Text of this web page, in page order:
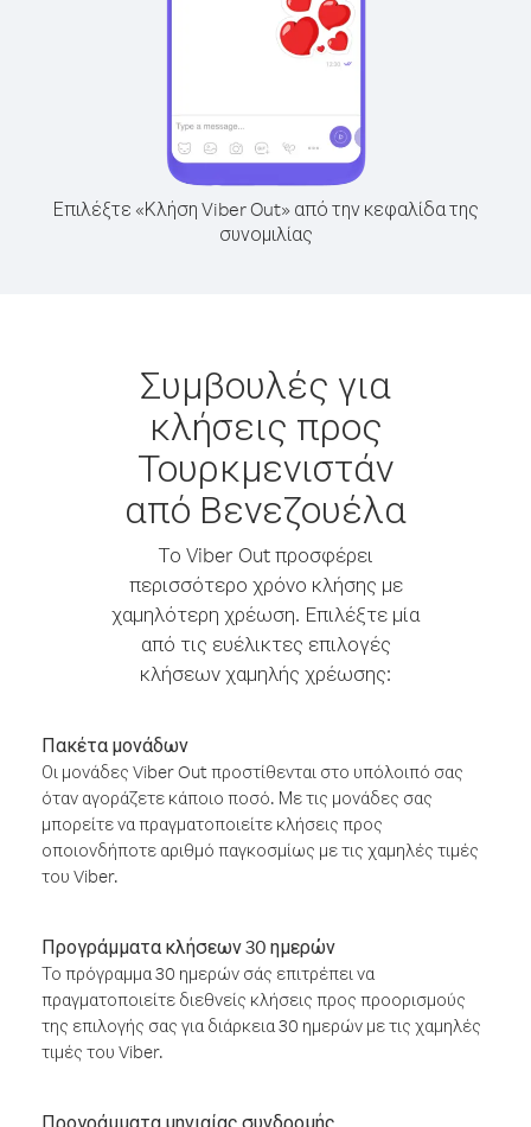
Επιλέξτε «Κλήση Viber Out» από την κεφαλίδα της
συνομιλίας
Συμβουλές για
κλήσεις προς
Τουρκμενιστάν
από Βενεζουέλα
Το Viber Out προσφέρει
περισσότερο χρόνο κλήσης με
χαμηλότερη χρέωση. Επιλέξτε μία
από τις ευέλικτες επιλογές
κλήσεων χαμηλής χρέωσης:
Πακέτα μονάδων
Οι μονάδες Viber Out προστίθενται στο υπόλοιπό σας
όταν αγοράζετε κάποιο ποσό. Με τις μονάδες σας
μπορείτε να πραγματοποιείτε κλήσεις προς
οποιονδήποτε αριθμό παγκοσμίως με τις χαμηλές τιμές
του Viber.
Προγράμματα κλήσεων 30 ημερών
Το πρόγραμμα 30 ημερών σάς επιτρέπει να
πραγματοποιείτε διεθνείς κλήσεις προς προορισμούς
της επιλογής σας για διάρκεια 30 ημερών με τις χαμηλές
τιμές του Viber.
Προγράμματα μηνιαίας συνδρομής